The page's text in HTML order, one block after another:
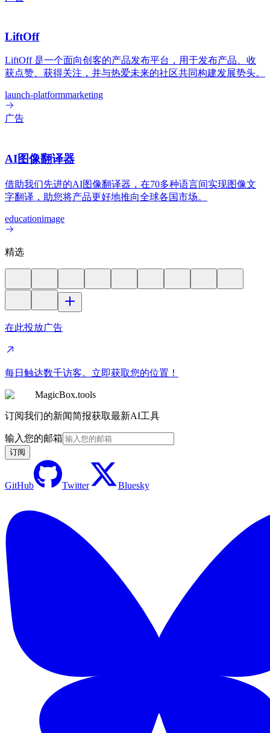
LiftOff
LiftOff 是一个面向创客的产品发布平台，用于发布产品、收
获点赞、获得关注，并与热爱未来的社区共同构建发展势头。
launch-platformmarketing
广告
AI图像翻译器
借助我们先进的AI图像翻译器，在70多种语言间实现图像文
字翻译，助您将产品更好地推向全球各国市场。
educationimage
精选
在此投放广告
每日触达数千访客。立即获取您的位置！
MagicBox.tools
订阅我们的新闻简报获取最新AI工具
输入您的邮箱
订阅
GitHub Twitter Bluesky